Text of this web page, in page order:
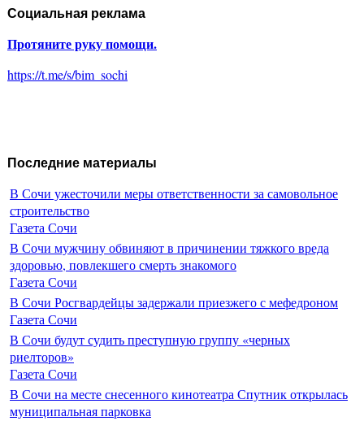
Социальная реклама
Протяните руку помощи.
https://t.me/s/bim_sochi
Последние материалы
В Сочи ужесточили меры ответственности за самовольное
строительство
Газета Сочи
В Сочи мужчину обвиняют в причинении тяжкого вреда
здоровью, повлекшего смерть знакомого
Газета Сочи
В Сочи Росгвардейцы задержали приезжего с мефедроном
Газета Сочи
В Сочи будут судить преступную группу «черных
риелторов»
Газета Сочи
В Сочи на месте снесенного кинотеатра Спутник открылась
муниципальная парковка